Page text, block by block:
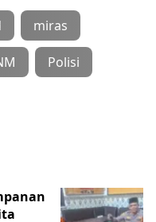
miras
Polisi